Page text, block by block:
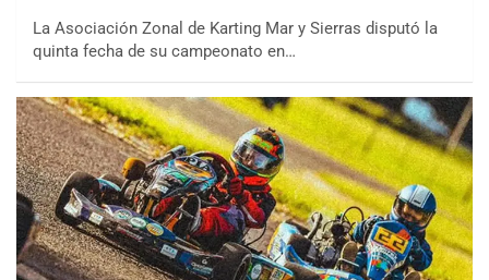
La Asociación Zonal de Karting Mar y Sierras disputó la
quinta fecha de su campeonato en…